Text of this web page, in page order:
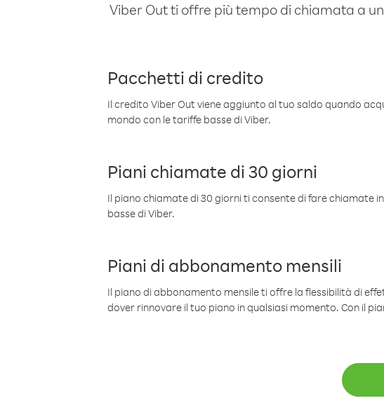
Viber Out ti offre più tempo di chiamata a
Pacchetti di credito
Il credito Viber Out viene aggiunto al tuo saldo quando
mondo con le tariffe basse di Viber.
Piani chiamate di 30 giorni
Il piano chiamate di 30 giorni ti consente di fare chiamate
basse di Viber.
Piani di abbonamento mensili
Il piano di abbonamento mensile ti offre la flessibilità di
dover rinnovare il tuo piano in qualsiasi momento. Con il